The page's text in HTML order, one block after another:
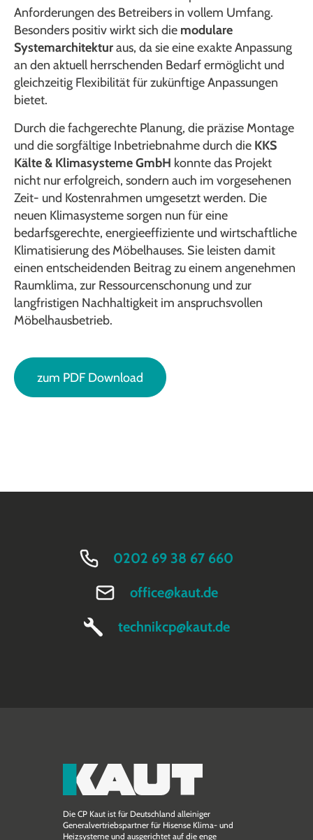
Anforderungen des Betreibers in vollem Umfang.
Besonders positiv wirkt sich die modulare
Systemarchitekturaus, da sie eine exakte Anpassung
an den aktuell herrschenden Bedarf ermöglicht und
gleichzeitig Flexibilität für zukünftige Anpassungen
bietet.
Durch die fachgerechte Planung, die präzise Montage
und die sorgfältige Inbetriebnahme durch die KKS
Kälte & Klimasysteme GmbH konnte das Projekt
nicht nur erfolgreich, sondern auch im vorgesehenen
Zeit- und Kostenrahmen umgesetzt werden. Die
neuen Klimasysteme sorgen nun für eine
bedarfsgerechte, energieeffiziente und wirtschaftliche
Klimatisierung des Möbelhauses. Sie leisten damit
einen entscheidenden Beitrag zu einem angenehmen
Raumklima, zur Ressourcenschonung und zur
langfristigen Nachhaltigkeit im anspruchsvollen
Möbelhausbetrieb.
zum PDF Download
0202 69 38 67 660
office@kaut.de
technikcp@kaut.de
Die CP Kaut ist für Deutschland alleiniger
Generalvertriebspartner für Hisense Klima- und
Heizsysteme und ausgerichtet auf die enge